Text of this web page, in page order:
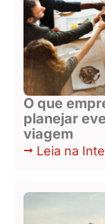
O que
planejar
viagem
Leia na